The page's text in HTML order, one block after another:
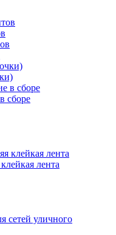
сборе
лента